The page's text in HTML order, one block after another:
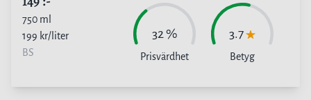
750 ml
199 kr/liter
BS
32%
Prisvärdhet
3.7
Betyg